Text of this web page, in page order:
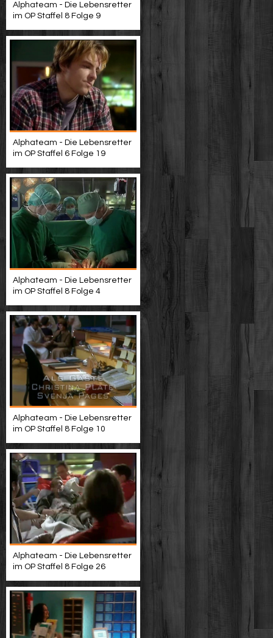
Alphateam - Die Lebensretter
im OP Staffel 8 Folge 9
Alphateam - Die Lebensretter
im OP Staffel 6 Folge 19
Alphateam - Die Lebensretter
im OP Staffel 8 Folge 4
Alphateam - Die Lebensretter
im OP Staffel 8 Folge 10
Alphateam - Die Lebensretter
im OP Staffel 8 Folge 26